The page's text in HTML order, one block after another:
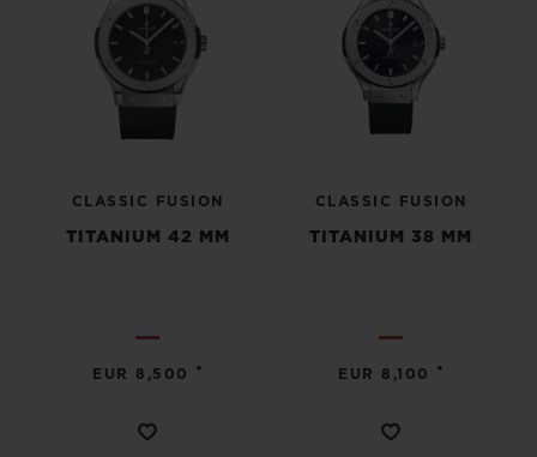
CLASSIC FUSION
TITANIUM 42 MM
EUR 8,500 •
CLASSIC FUSION
TITANIUM 38 MM
EUR 8,100 •